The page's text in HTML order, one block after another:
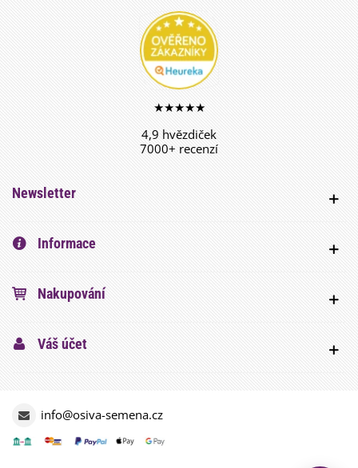
★★★★★
4,9 hvězdiček
7000+ recenzí
Newsletter
Informace
Nakupování
Váš účet
info@osiva-semena.cz